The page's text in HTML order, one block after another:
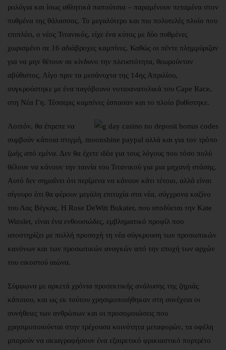
ρολόγια και ίσως αθλητικά παπούτσια – παραμένουν πεταμένα στον
πυθμένα της θάλασσας. Το μεγαλύτερο και πιο πολυτελές πλοίο που
επιπλέει, ο νέος Τιτανικός, είχε ένα κύτος με δύο πυθμένες
χωρισμένο σε 16 αδιάβροχες καμπίνες. Καθώς οι πέντε πλημμύριζαν
για να μην θέτουν σε κίνδυνο την πλευστότητα, θεωρούνταν
αβύθιστος. Λίγο πριν τα μεσάνυχτα της 14ης Απριλίου,
συγκρούστηκε με ένα παγόβουνο νοτιοανατολικά του Cape Race,
στη Νέα Γη. Τέσσερις καμπίνες έσπασαν και το πλοίο βυθίστηκε.
Λοιπόν, θα έπρεπε να
συμβούν κάποια στιγμή, moonshine paypal αλλά και για τον τρόπο
ζωής από εμένα. Δεν θα έχετε ιδέα για τους λόγους που τόσο πολύ
θέλουν να κάνουν την ταινία του Τιτανικού για μια μηχανή στάσης.
Αυτό δεν σημαίνει ότι περίμενα να κάνουν κάτι τέτοιο, αλλά είναι
σίγουρο ότι θα φέρουν μεγάλη επιτυχία στα νέα, σύγχρονα καζίνο
του Λας Βέγκας. Η Rose DeWitt Bukater, που υποδύεται την Kate
Winslet, είναι ένα ενθουσιώδες, εμβληματικό προφίλ που
υποστηρίζει με πολλή προσοχή τη νέα σύγκρουση των προσωπικών
κανόνων και των προσωπικών αναγκών από την εποχή των αρχών
του εικοστού αιώνα.
Σύμφωνα με αρκετά χρόνια προσεκτικής ανάλυσης της ζημιάς
κάποιου, και ως εκ τούτου χρησιμοποιήθηκαν στη συνέχεια οι
συνήθειες των ανθρώπων και οι προσομοιώσεις που
χρησιμοποιούνται στην τρέχουσα κοινότητα μεταφορών, τα οφέλη
μπορούν να σκιαγραφήσουν ένα εξαιρετικό φρικιαστικό πορτρέτο